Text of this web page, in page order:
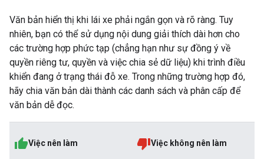
Văn bản hiển thị khi lái xe phải ngắn gọn và rõ ràng. Tuy
nhiên, bạn có thể sử dụng nội dung giải thích dài hơn cho
các trường hợp phức tạp (chẳng hạn như sự đồng ý về
quyền riêng tư, quyền và việc chia sẻ dữ liệu) khi trình điều
khiển đang ở trạng thái đỗ xe. Trong những trường hợp đó,
hãy chia văn bản dài thành các danh sách và phân cấp để
văn bản dễ đọc.
Việc nên làm Việc không nên làm